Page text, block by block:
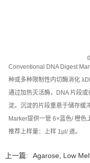
Conventional DNA Digest
种或多种限制性内切酶消化
通过加热灭活酶，DNA 片段
淀。沉淀的片段重悬于储存缓
Marker提供一管 6×蓝色/ 橙色
推荐上样量：上样 1μl/ 道。
上一篇: Agarose, Low